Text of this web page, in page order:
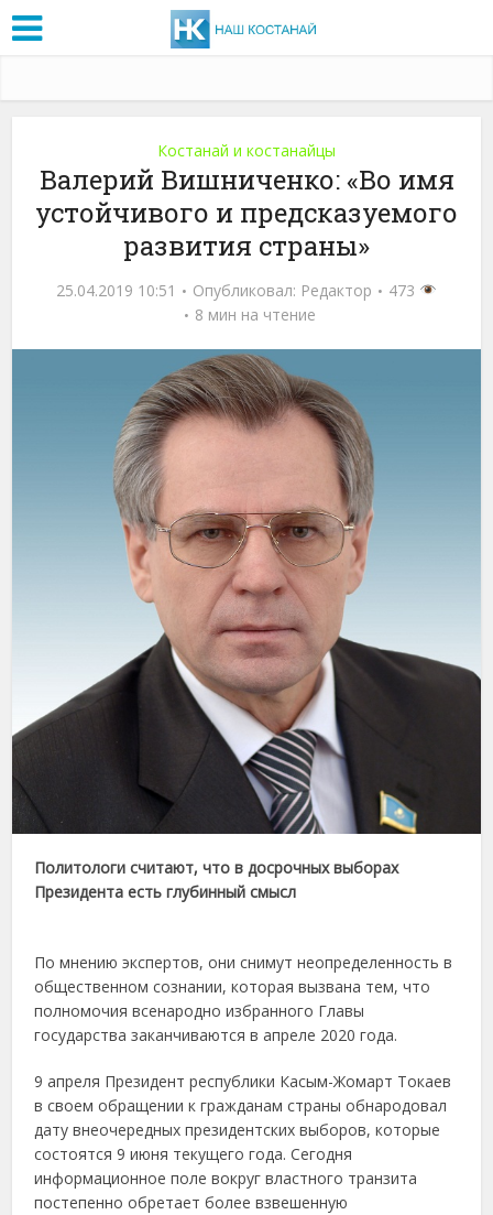
Костанай и костанайцы
Валерий Вишниченко: «Во имя
устойчивого и предсказуемого
развития страны»
25.04.2019 10:51 Опубликовал: Редактор
473
8 мин на чтение
Политологи считают, что в досрочных выборах
Президента есть глубинный смысл
По мнению экспертов, они снимут неопределенность в
общественном сознании, которая вызвана тем, что
полномочия всенародно избранного Главы
государства заканчиваются в апреле 2020 года.
9 апреля Президент республики Касым-Жомарт Токаев
в своем обращении к гражданам страны обнародовал
дату внеочередных президентских выборов, которые
состоятся 9 июня текущего года. Сегодня
информационное поле вокруг властного транзита
постепенно обретает более взвешенную